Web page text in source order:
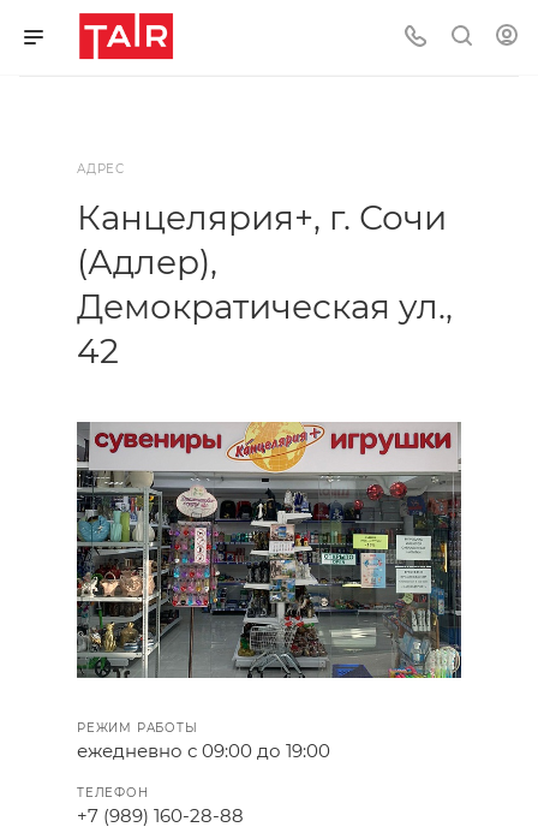
АДРЕС
Канцелярия+, г. Сочи
(Адлер),
Демократическая ул.,
42
РЕЖИМ РАБОТЫ
ежедневно с 09:00 до 19:00
ТЕЛЕФОН
+7 (989) 160-28-88